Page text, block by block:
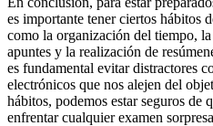
es importante tener ciertos hábitos
como la organización del tiempo,
apuntes y la realización de
es fundamental evitar distractores
electrónicos que nos alejen del
hábitos, podemos estar seguros de
enfrentar cualquier examen